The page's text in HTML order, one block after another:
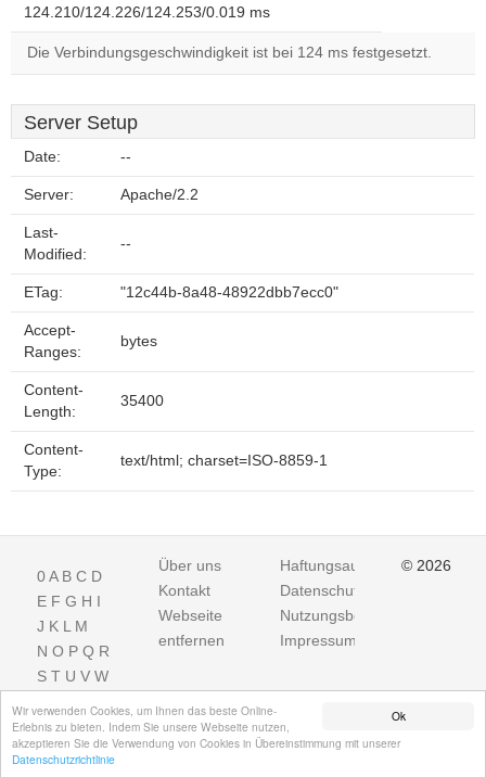
Ok
Wir verwenden Cookies, um Ihnen das beste Online-
Erlebnis zu bieten. Indem Sie unsere Webseite nutzen,
akzeptieren Sie die Verwendung von Cookies in Übereinstimmung mit unserer
Datenschutzrichtlinie
124.210/124.226/124.253/0.019 ms
Die Verbindungsgeschwindigkeit ist bei 124 ms festgesetzt.
Server Setup
Date: --
Server: Apache/2.2
Last-
Modified:
--
ETag: "12c44b-8a48-48922dbb7ecc0"
Accept-
Ranges:
bytes
Content-
Length:
35400
Content-
Type:
text/html; charset=ISO-8859-1
0A B C D
E F G H I
J K L M
N O P Q R
S T U V W
Über uns
Kontakt
Webseite
entfernen
Haftungsausschluss
Datenschutz
Nutzungsbedingungen
Impressum
© 2026